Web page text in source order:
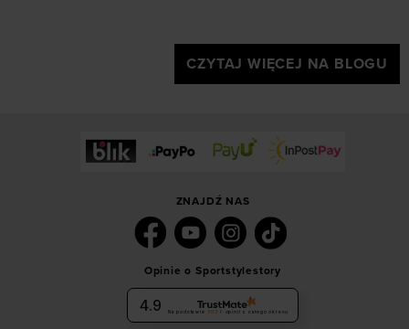
CZYTAJ WIĘCEJ NA BLOGU
ZNAJDŹ NAS
Opinie o Sportstylestory
4.9 Na podstawie 6036 opinii z całego okresu